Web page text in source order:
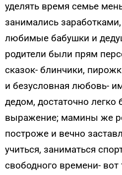
уделять время семье
занимались
любимые бабушки и
родители были прям
сказок- блинчики,
и безусловная любовь-
дедом, достаточно легко
выражение; мамины же
построже и вечно
учиться, заниматься
свободного времени- вот